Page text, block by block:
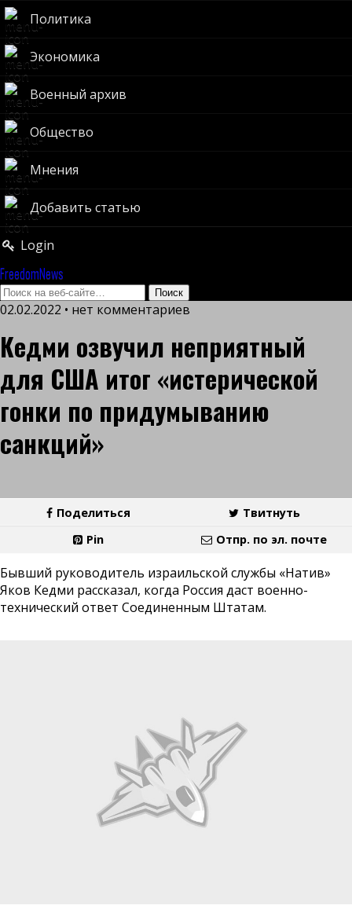
Политика
Экономика
Военный архив
Общество
Мнения
Добавить статью
Login
FreedomNews
02.02.2022 • нет комментариев
Кедми озвучил неприятный
для США итог «истерической
гонки по придумыванию
санкций»
Поделиться
Твитнуть
Pin
Отпр. по эл. почте
Бывший руководитель израильской службы «Натив»
Яков Кедми рассказал, когда Россия даст военно-
технический ответ Соединенным Штатам.